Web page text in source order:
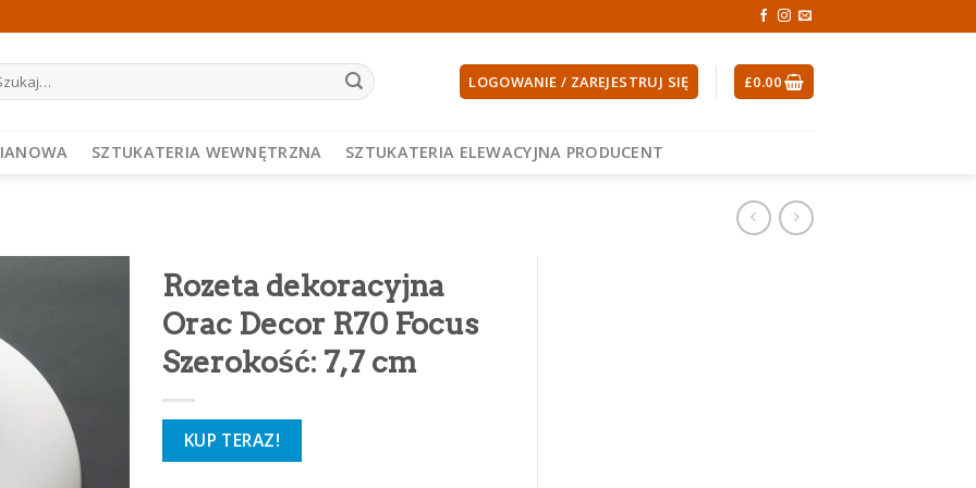
LOGOWANIE / ZAREJESTRUJ SIĘ £0.00
SZTUKATERIA WEWNĘTRZNA SZTUKATERIA ELEWACYJNA PRODUCENT
Rozeta dekoracyjna
Orac Decor R70 Focus
Szerokość: 7,7 cm
KUP TERAZ!